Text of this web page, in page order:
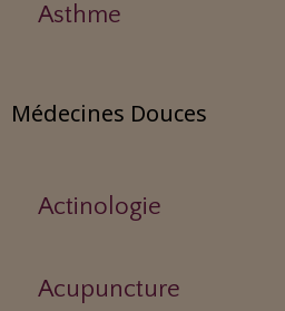
Asthme
Médecines Douces
Actinologie
Acupuncture